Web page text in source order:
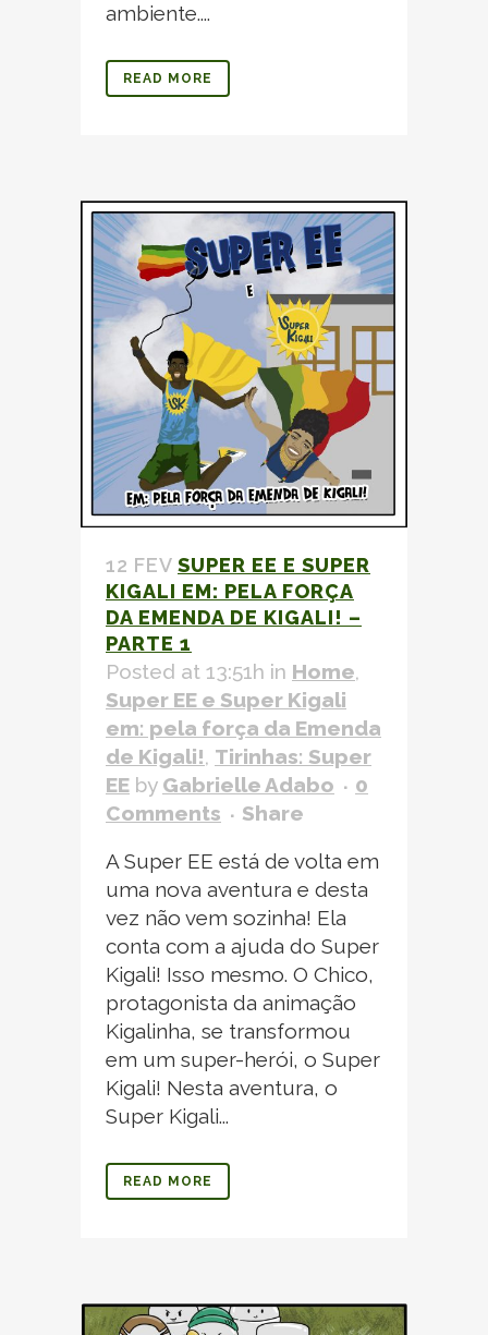
ambiente....
READ MORE
12 FEV SUPER EE E SUPER
KIGALI EM: PELA FORÇA
DA EMENDA DE KIGALI! –
PARTE 1
Posted at 13:51h in Home,
Super EE e Super Kigali
em: pela força da Emenda
de Kigali!, Tirinhas: Super
EE by Gabrielle Adabo
0
Comments
Share
A Super EE está de volta em
uma nova aventura e desta
vez não vem sozinha! Ela
conta com a ajuda do Super
Kigali! Isso mesmo. O Chico,
protagonista da animação
Kigalinha, se transformou
em um super-herói, o Super
Kigali! Nesta aventura, o
Super Kigali...
READ MORE